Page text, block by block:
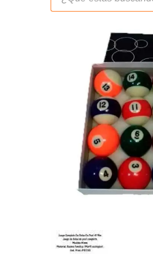
productos